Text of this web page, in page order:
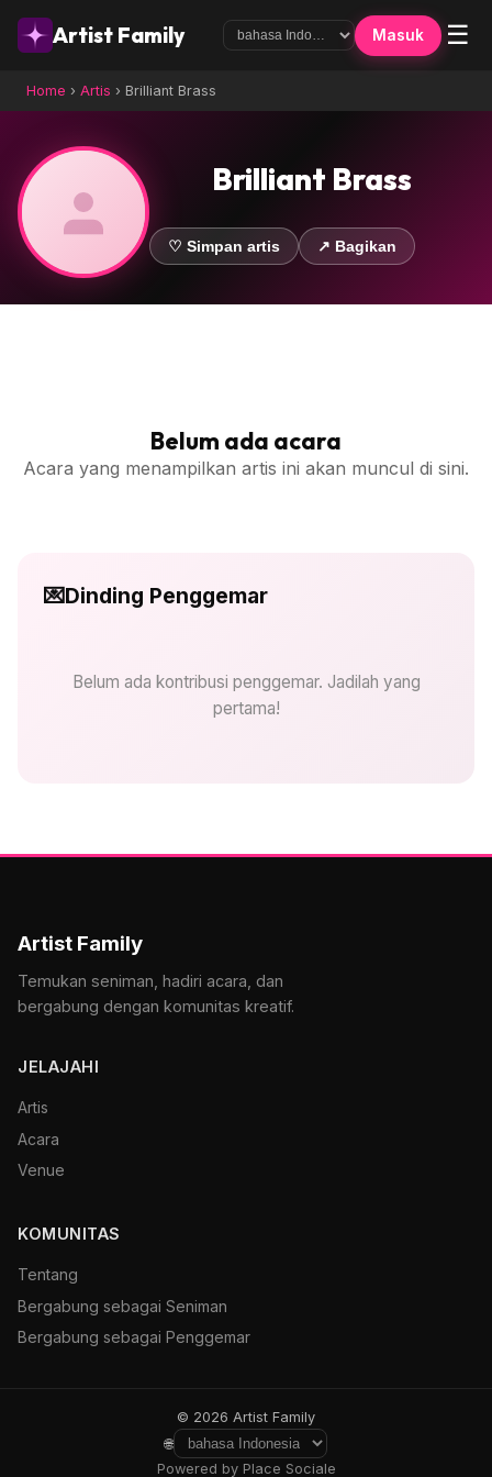
Artist Family Masuk ☰
Home › Artis › Brilliant Brass
Brilliant Brass
♡ Simpan artis ↗ Bagikan
Belum ada acara
Acara yang menampilkan artis ini akan muncul di sini.
💌Dinding Penggemar
Belum ada kontribusi penggemar. Jadilah yang
pertama!
Artist Family
Temukan seniman, hadiri acara, dan
bergabung dengan komunitas kreatif.
JELAJAHI
Artis
Acara
Venue
KOMUNITAS
Tentang
Bergabung sebagai Seniman
Bergabung sebagai Penggemar
© 2026 Artist Family
🌐
Powered by Place Sociale